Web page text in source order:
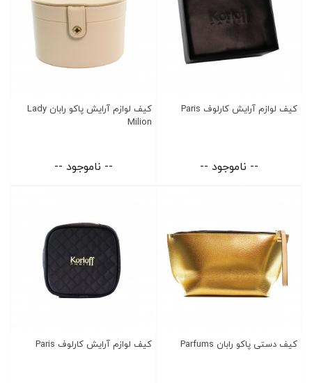
کیف لوازم آرایش کارلوف Paris
-- ناموجود --
کیف لوازم آرایش پاکو رابان Lady
Milion
-- ناموجود --
کیف دستی پاکو رابان Parfums کیف لوازم آرایش کارلوف Paris